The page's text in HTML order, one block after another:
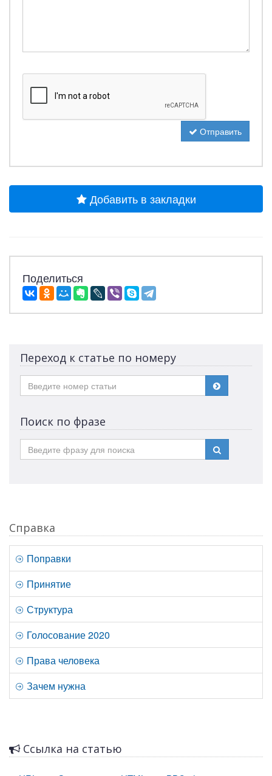
Отправить
Добавить в закладки
Поделиться
Переход к статье по номеру
Поиск по фразе
Справка
Поправки
Принятие
Структура
Голосование 2020
Права человека
Зачем нужна
Ссылка на статью